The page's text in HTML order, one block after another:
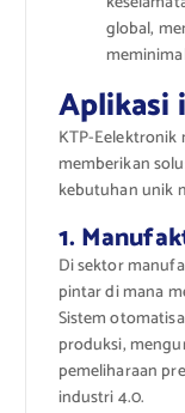
global,
KTP-
memberikan
kebutuhan unik
1.
Di sektor
pintar di mana
Sistem
produksi,
pemeliharaan
industri 4.0.